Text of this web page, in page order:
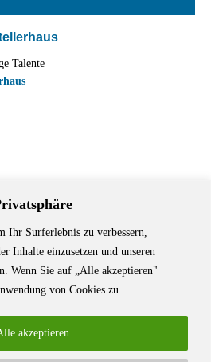
Ihr Surferlebnis zu verbessern,
Inhalte einzusetzen und unseren
Wenn Sie auf „Alle akzeptieren"
von Cookies zu.
akzeptieren
Talente
beliebter Treffpunkt für Autorinnen und
Region sowie ein Veranstaltungsort für